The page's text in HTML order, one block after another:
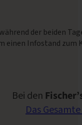
der beiden
einen Infostand
Bei den
Das